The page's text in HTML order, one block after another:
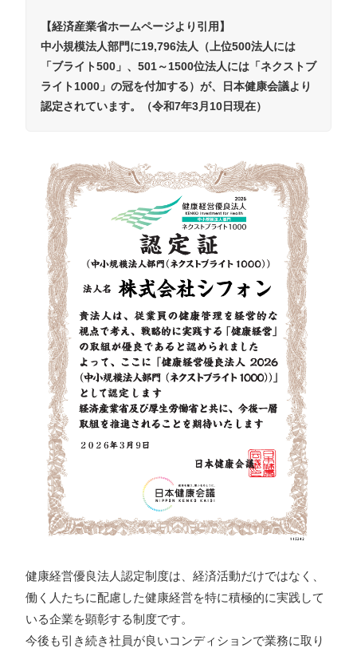
# TAGs ハッシュタグ
#22卒 #23卒 #24卒 #24卒・就活 #25卒 #26卒
ムドライブ就活ちゃんねる #ゲーム会社 #ゲーム開発
シフォンの創業 #シフォンの想い #シフォンめし #シフ
ォン国勢調査 #ソーシャルゲーム・ソシャゲ #チケットレ
ストラン #プランナー #プログラマー
ログラム愛 #ゆるめの日常 #中途採用 #事業内容
#事業紹介 #仕事紹介 #企業理念 #企画 #休業
#会社行事 #会社説明会 #何もわからん #健康企業宣
#健康優良法人 #入社式 #内定 #制作進行・ゲーム
#制作進行・進行管理・ゲームPM #受託
受託事業 #完全に理解した #就活 #就活ちゃんねる
末年始 #採用 #採用向け #歓迎会
#看板 #社長 #社長インタビュー
福利厚生 #第3の賃上げ #総務人事 #自社プロジェクト・
サービス #行事 #選考 #面接
VIEW MORE
株式会社シフォン
〒101-0047
東京都千代田区内神田2-12-5 内山ビル 3F
GoogleMaps
プライバシーポリシー
【経済産業省ホームページより引用】
中小規模法人部門に19,796法人（上位500法人には
「ブライト500」、501～1500位法人には「ネクストブ
ライト1000」の冠を付加する）が、日本健康会議より
認定されています。（令和7年3月10日現在）
健康経営優良法人認定制度は、経済活動だけではなく、
働く人たちに配慮した健康経営を特に積極的に実践して
いる企業を顕彰する制度です。
今後も引き続き社員が良いコンディションで業務に取り